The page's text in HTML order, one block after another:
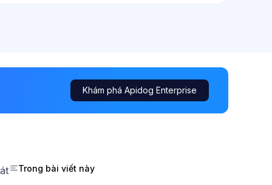
Khám phá Apidog Enterprise
Trong bài viết này